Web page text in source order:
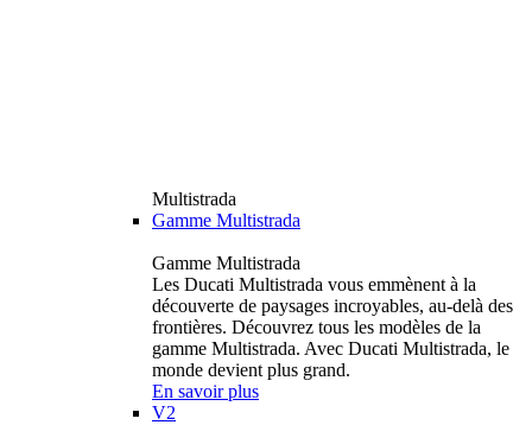
Multistrada
Gamme Multistrada
Gamme Multistrada
Les Ducati Multistrada vous emmènent à la
découverte de paysages incroyables, au-delà des
frontières. Découvrez tous les modèles de la
gamme Multistrada. Avec Ducati Multistrada, le
monde devient plus grand.
En savoir plus
V2